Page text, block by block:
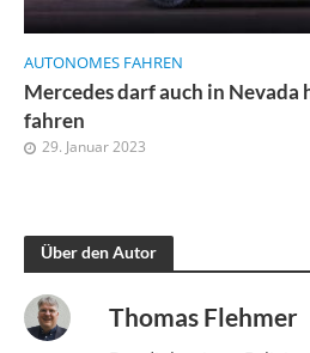
AUTONOMES FAHREN
Mercedes darf auch in
fahren
29. Januar 2023
Über den Autor
Thomas Flehmer